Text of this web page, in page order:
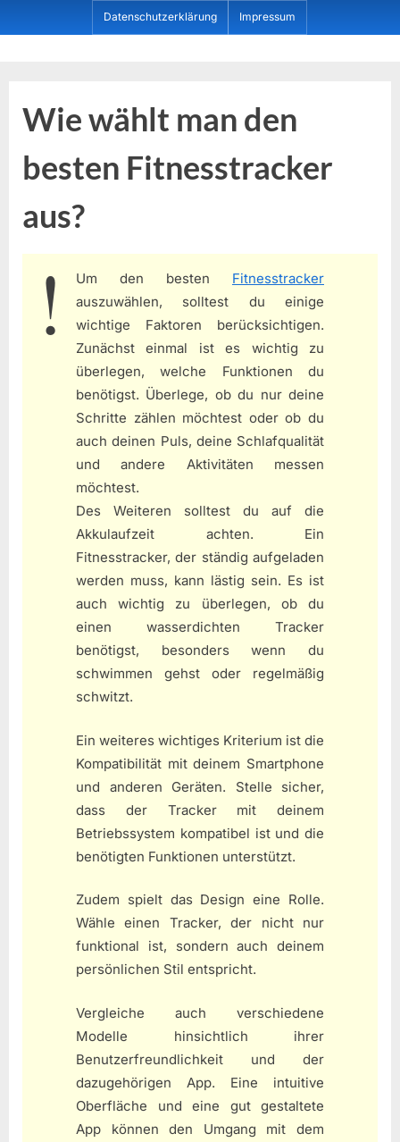
to
Datenschutzerklärung Impressum
Wie wählt man den
besten Fitnesstracker
aus?
Um den besten Fitnesstracker
auszuwählen, solltest du einige
wichtige Faktoren berücksichtigen.
Zunächst einmal ist es wichtig zu
überlegen, welche Funktionen du
benötigst. Überlege, ob du nur deine
Schritte zählen möchtest oder ob du
auch deinen Puls, deine Schlafqualität
und andere Aktivitäten messen
möchtest.
Des Weiteren solltest du auf die
Akkulaufzeit achten. Ein
Fitnesstracker, der ständig aufgeladen
werden muss, kann lästig sein. Es ist
auch wichtig zu überlegen, ob du
einen wasserdichten Tracker
benötigst, besonders wenn du
schwimmen gehst oder regelmäßig
schwitzt.
Ein weiteres wichtiges Kriterium ist die
Kompatibilität mit deinem Smartphone
und anderen Geräten. Stelle sicher,
dass der Tracker mit deinem
Betriebssystem kompatibel ist und die
benötigten Funktionen unterstützt.
Zudem spielt das Design eine Rolle.
Wähle einen Tracker, der nicht nur
funktional ist, sondern auch deinem
persönlichen Stil entspricht.
Vergleiche auch verschiedene
Modelle hinsichtlich ihrer
Benutzerfreundlichkeit und der
dazugehörigen App. Eine intuitive
Oberfläche und eine gut gestaltete
App können den Umgang mit dem